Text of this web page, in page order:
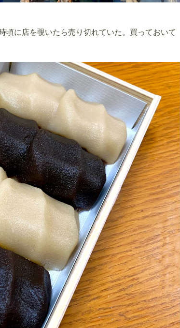
頃に店を覗いたら売り切れていた。買っておいて